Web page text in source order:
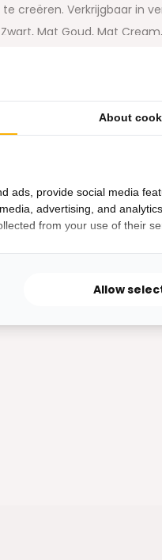
creëren. Verkrijgbaar in
Mat Goud, Mat
de rest van je interieur.
collectie bezichtigen in
Bazaaronline zorgen we
items, waaronder potten,
Collectie Deco Potten
kleur.
(46)
About
ads, provide social media
advertising, and
from your use of their
Allow